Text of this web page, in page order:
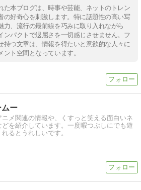
た本ブログは、時事や芸能、ネットのトレン
の好奇心を刺激します。特に話題性の高い写
力、流行の最前線を巧みに取り入れながら
ンパクトで退屈さを一切感じさせません。フ
持つ文章は、情報を得たいと意欲的な人々に
ト空間となっています。
ー
ニメ関連の情報や、くすっと笑える面白いネ
どを紹介しています。一度暇つぶしにでも遊
るとうれしいです。